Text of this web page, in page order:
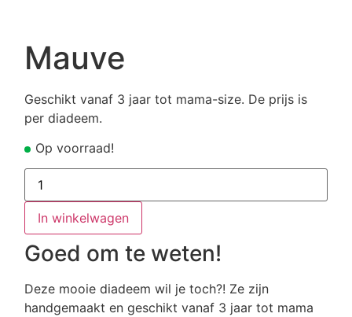
Mauve
Geschikt vanaf 3 jaar tot mama-size. De prijs is
per diadeem.
Op voorraad!
Mauve
aantal
In winkelwagen
Goed om te weten!
Deze mooie diadeem wil je toch?! Ze zijn
handgemaakt en geschikt vanaf 3 jaar tot mama